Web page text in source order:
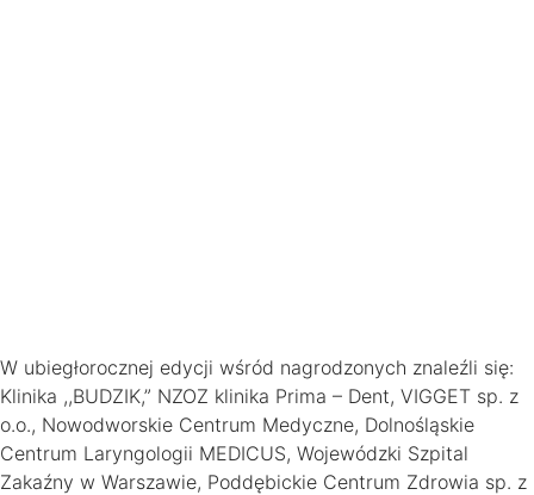
W ubiegłorocznej edycji wśród nagrodzonych znaleźli się:
Klinika ,,BUDZIK,” NZOZ klinika Prima – Dent, VIGGET sp. z
o.o., Nowodworskie Centrum Medyczne, Dolnośląskie
Centrum Laryngologii MEDICUS, Wojewódzki Szpital
Zakaźny w Warszawie, Poddębickie Centrum Zdrowia sp. z